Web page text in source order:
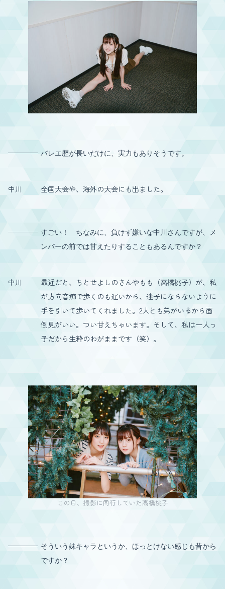
バレエ歴が長いだけに、実力もありそうです。
中川 全国大会や、海外の大会にも出ました。
すごい！ ちなみに、負けず嫌いな中川さんですが、メ
ンバーの前では甘えたりすることもあるんですか？
中川
最近だと、ちとせよしのさんやもも（高橋桃子）が、私
が方向音痴で歩くのも遅いから、迷子にならないように
手を引いて歩いてくれました。2人とも弟がいるから面
倒見がいい。つい甘えちゃいます。そして、私は一人っ
子だから生粋のわがままです（笑）。
この日、撮影に同行していた高橋桃子
そういう妹キャラというか、ほっとけない感じも昔から
ですか？